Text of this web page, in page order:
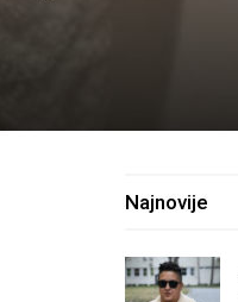
Najnovije